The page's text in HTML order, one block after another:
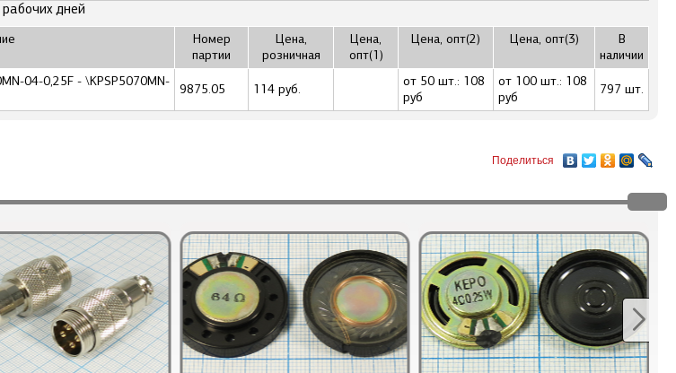
дней
Номер
партии
Цена,
розничная
Цена,
опт(1)
Цена, опт(2) Цена, опт(3)
В
наличии
04-0,25F - \KPSP5070MN-
9875.05 114 руб.
от 50 шт.: 108
руб
от 100 шт.: 108
руб
797 шт.
Поделиться